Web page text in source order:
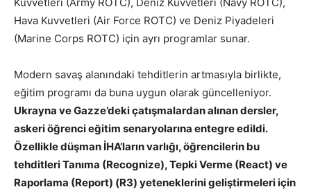
Hava Kuvvetleri (Air Force ROTC) ve Deniz Piyadeleri
(Marine Corps ROTC) için ayrı programlar sunar.
Modern savaş alanındaki tehditlerin artmasıyla birlikte,
eğitim programı da buna uygun olarak güncelleniyor.
Ukrayna ve Gazze’deki çatışmalardan alınan dersler,
askeri öğrenci eğitim senaryolarına entegre edildi.
Özellikle düşman İHA’ların varlığı, öğrencilerin bu
tehditleri Tanıma (Recognize), Tepki Verme (React) ve
Raporlama (Report) (R3) yeteneklerini geliştirmeleri için